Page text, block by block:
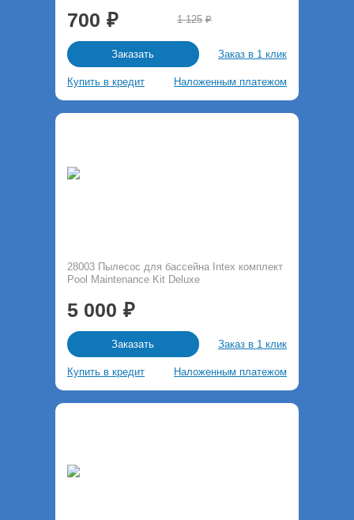
700 1 125
Заказать Заказ в 1 клик
Купить в кредит Наложенным платежом
28003 Пылесос для бассейна Intex комплект
Pool Maintenance Kit Deluxe
5 000
Заказать Заказ в 1 клик
Купить в кредит Наложенным платежом